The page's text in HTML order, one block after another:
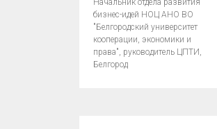
бизнес-идей НОЦ АНО ВО
"Белгородский университет
кооперации, экономики и
права", руководитель ЦПТИ,
Белгород